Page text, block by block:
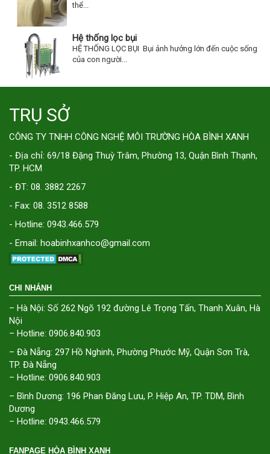
thể...
Hệ thống lọc bụi
HỆ THỐNG LỌC BỤI Bụi ảnh hưởng lớn đến cuộc sống
của con người...
TRỤ SỞ
CÔNG TY TNHH CÔNG NGHỆ MÔI TRƯỜNG HÒA BÌNH XANH
- Địa chỉ: 69/18 Đặng Thuỳ Trâm, Phường 13, Quận Bình Thạnh,
TP. HCM
- ĐT: 08. 3882 2267
- Fax: 08. 3512 8588
- Hotline: 0943.466.579
- Email: hoabinhxanhco@gmail.com
CHI NHÁNH
– Hà Nội: Số 262 Ngõ 192 đường Lê Trọng Tấn, Thanh Xuân, Hà
Nội
– Hotline: 0906.840.903
– Đà Nẵng: 297 Hồ Nghinh, Phường Phước Mỹ, Quận Sơn Trà,
TP. Đà Nẵng
– Hotline: 0906.840.903
– Bình Dương: 196 Phan Đăng Lưu, P. Hiệp An, TP. TDM, Bình
Dương
– Hotline: 0943.466.579
FANPAGE HÒA BÌNH XANH